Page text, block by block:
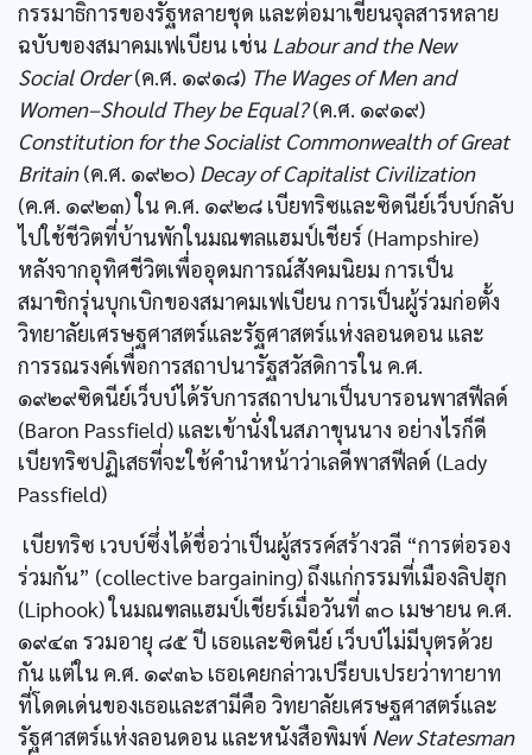
กรรมาธิการของรัฐหลายชุด และต่อมาเขียนจุลสารหลาย
ฉบับของสมาคมเฟเบียน เช่น Labour and the New
Social Order(ค.ศ. ๑๙๑๘) The Wages of Men and
Women–Should They be Equal?(ค.ศ. ๑๙๑๙)
Constitution for the Socialist Commonwealth of Great
Britain(ค.ศ. ๑๙๒๐) Decay of Capitalist Civilization
(ค.ศ. ๑๙๒๓) ใน ค.ศ. ๑๙๒๘ เบียทริซและซิดนีย์เว็บบ์กลับ
ไปใช้ชีวิตที่บ้านพักในมณฑลแฮมป์เชียร์ (Hampshire)
หลังจากอุทิศชีวิตเพื่ออุดมการณ์สังคมนิยม การเป็น
สมาชิกรุ่นบุกเบิกของสมาคมเฟเบียน การเป็นผู้ร่วมก่อตั้ง
วิทยาลัยเศรษฐศาสตร์และรัฐศาสตร์แห่งลอนดอน และ
การรณรงค์เพื่อการสถาปนารัฐสวัสดิการใน ค.ศ.
๑๙๒๙ซิดนีย์เว็บบ์ได้รับการสถาปนาเป็นบารอนพาสฟีลด์
(Baron Passfield) และเข้านั่งในสภาขุนนาง อย่างไรก็ดี
เบียทริซปฏิเสธที่จะใช้คำนำหน้าว่าเลดีพาสฟีลด์ (Lady
Passfield)
เบียทริซ เวบบ์ซึ่งได้ชื่อว่าเป็นผู้สรรค์สร้างวลี “การต่อรอง
ร่วมกัน” (collective bargaining) ถึงแก่กรรมที่เมืองลิปฮุก
(Liphook) ในมณฑลแฮมป์เชียร์เมื่อวันที่ ๓๐ เมษายน ค.ศ.
๑๙๔๓ รวมอายุ ๘๕ ปี เธอและซิดนีย์ เว็บบ์ไม่มีบุตรด้วย
กัน แต่ใน ค.ศ. ๑๙๓๖ เธอเคยกล่าวเปรียบเปรยว่าทายาท
ที่โดดเด่นของเธอและสามีคือ วิทยาลัยเศรษฐศาสตร์และ
รัฐศาสตร์แห่งลอนดอน และหนังสือพิมพ์ New Statesman